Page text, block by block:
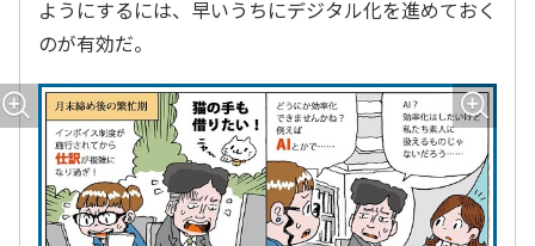
ようにするには、早いうちにデジタル化を進めておく
のが有効だ。